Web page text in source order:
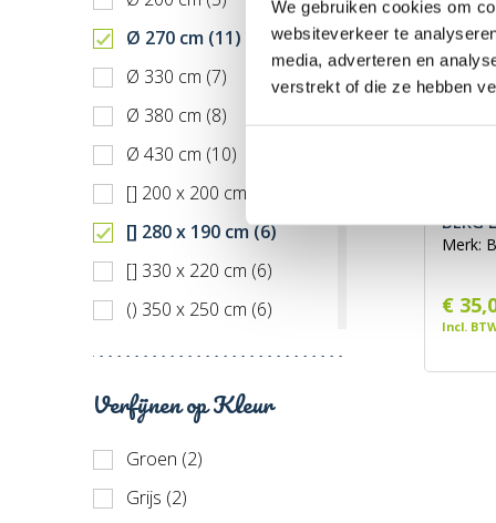
We gebruiken cookies om
websiteverkeer te
media, adverteren en
verstrekt of die ze hebben
Ø 270 cm (11)
Ø 330 cm (7)
Ø 380 cm (8)
Ø 430 cm (10)
[] 200 x 200 cm (1)
[] 280 x 190 cm (6)
[] 330 x 220 cm (6)
() 350 x 250 cm (6)
[] 500 x 300 cm (7)
() 520 x 345 cm (8)
Verfijnen op Kleur
Groen (2)
Grijs (2)
BERG
Merk:
€
Incl.